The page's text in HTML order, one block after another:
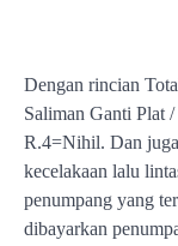
Dengan rincian
Saliman Ganti Plat
R.4=Nihil. Dan
kecelakaan lalu
penumpang yang
dibayarkan